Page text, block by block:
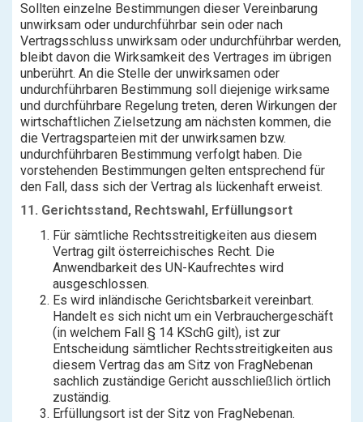
Sollten einzelne Bestimmungen dieser Vereinbarung
unwirksam oder undurchführbar sein oder nach
Vertragsschluss unwirksam oder undurchführbar werden,
bleibt davon die Wirksamkeit des Vertrages im übrigen
unberührt. An die Stelle der unwirksamen oder
undurchführbaren Bestimmung soll diejenige wirksame
und durchführbare Regelung treten, deren Wirkungen der
wirtschaftlichen Zielsetzung am nächsten kommen, die
die Vertragsparteien mit der unwirksamen bzw.
undurchführbaren Bestimmung verfolgt haben. Die
vorstehenden Bestimmungen gelten entsprechend für
den Fall, dass sich der Vertrag als lückenhaft erweist.
11. Gerichtsstand, Rechtswahl, Erfüllungsort
Für sämtliche Rechtsstreitigkeiten aus diesem
Vertrag gilt österreichisches Recht. Die
Anwendbarkeit des UN-Kaufrechtes wird
ausgeschlossen.
Es wird inländische Gerichtsbarkeit vereinbart.
Handelt es sich nicht um ein Verbrauchergeschäft
(in welchem Fall § 14 KSchG gilt), ist zur
Entscheidung sämtlicher Rechtsstreitigkeiten aus
diesem Vertrag das am Sitz von FragNebenan
sachlich zuständige Gericht ausschließlich örtlich
zuständig.
Erfüllungsort ist der Sitz von FragNebenan.